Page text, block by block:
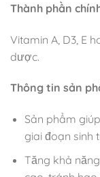
Thành phần
Vitamin A, D3, E
dược.
Thông tin sản
Sản phẩm
giai đoạn sinh
Tăng khả